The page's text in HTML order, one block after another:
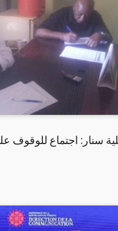
سنار: اجتماع للوقوف